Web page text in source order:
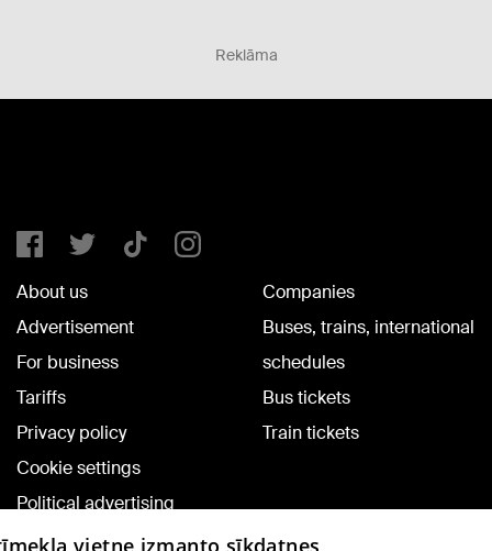
Reklāma
About us
Advertisement
For business
Tariffs
Privacy policy
Cookie settings
Political advertising
Cookie policy
Companies
Buses, trains, international
schedules
Bus tickets
Train tickets
vietne izmanto sīkdatnes